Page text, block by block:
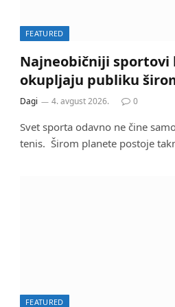
FEATURED
Najneobičniji sportovi
okupljaju publiku
Dagi 4. avgust 2026. 0
Svet sporta odavno ne čine
tenis. Širom planete postoje
FEATURED